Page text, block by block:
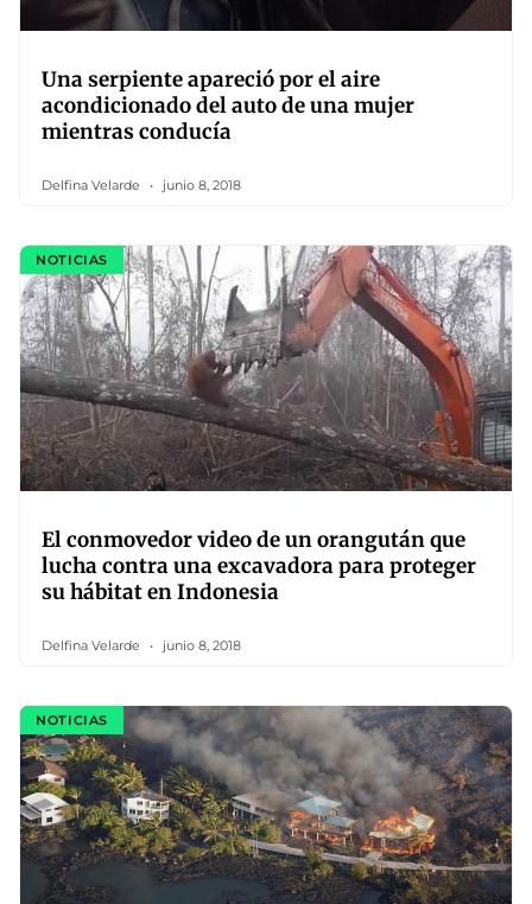
Una serpiente apareció por el aire
acondicionado del auto de una mujer
mientras conducía
Delfina Velarde junio 8, 2018
NOTICIAS
El conmovedor video de un orangután que
lucha contra una excavadora para proteger
su hábitat en Indonesia
Delfina Velarde junio 8, 2018
NOTICIAS